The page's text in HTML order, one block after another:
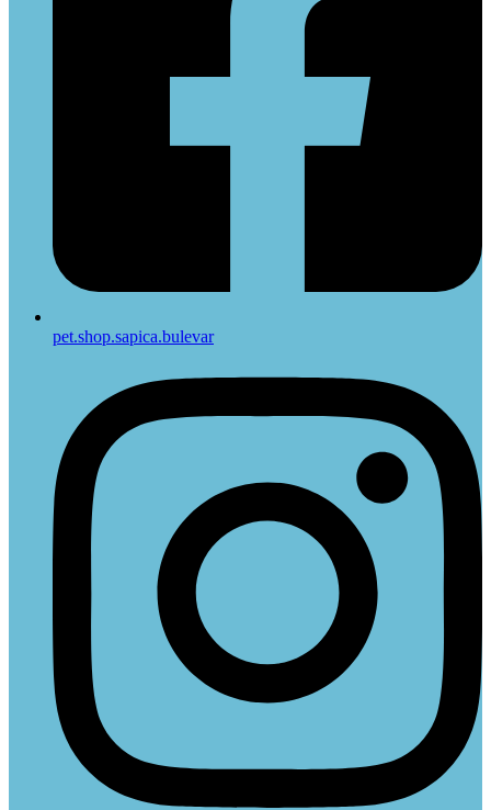
pet.shop.sapica.bulevar